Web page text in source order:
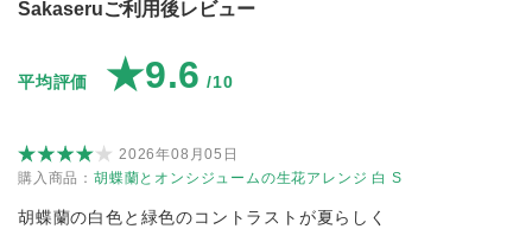
Sakaseruご利用後レビュー
平均評価 ★9.6 /10
2026年08月05日
購入商品： 胡蝶蘭とオンシジュームの生花アレンジ 白 S
胡蝶蘭の白色と緑色のコントラストが夏らしく